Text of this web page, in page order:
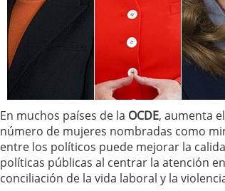
En muchos países de la OCDE, aumenta
número de mujeres nombradas como
entre los políticos puede mejorar la
políticas públicas al centrar la atención
conciliación de la vida laboral y la